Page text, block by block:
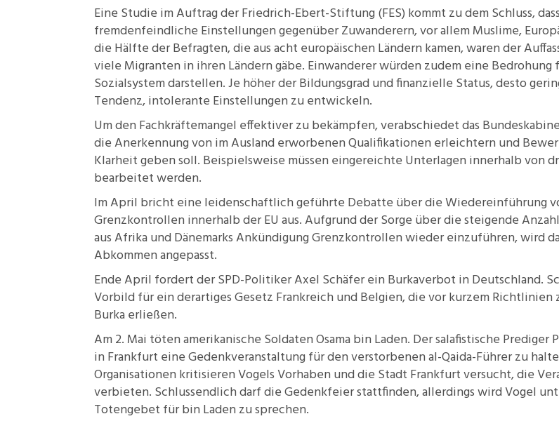
Eine Studie im Auftrag der Friedrich-Ebert-Stiftung (FES) kommt zu dem Schluss, dass
fremdenfeindliche Einstellungen gegenüber Zuwanderern, vor allem Muslime,
die Hälfte derBefragten, die aus acht europäischen Ländern kamen, waren der
viele Migranten in ihren Ländern gäbe. Einwanderer würden zudem eine Bedrohung
Sozialsystem darstellen. Je höher der Bildungsgrad und finanzielle Status, desto
Tendenz, intolerante Einstellungen zu entwickeln.
Um den Fachkräftemangel effektiver zu bekämpfen, verabschiedet das
die Anerkennung von im Ausland erworbenen Qualifikationen erleichtern und
Klarheit geben soll. Beispielsweise müssen eingereichte Unterlagen innerhalb von
bearbeitet werden.
Im April bricht eine leidenschaftlich geführte Debatte über die Wiedereinführung
Grenzkontrollen innerhalb der EU aus. Aufgrund der Sorge über die steigende
aus Afrika undDänemarks AnkündigungGrenzkontrollen wieder einzuführen, wird
Abkommen angepasst.
Ende April fordert der SPD-Politiker Axel Schäfer einBurkaverbot in Deutschland.
Vorbild für ein derartiges Gesetz Frankreich und Belgien, die vor kurzem Richtlinien
Burka erließen.
Am 2. Mai töten amerikanische Soldaten Osama bin Laden. Der salafistische Prediger
in Frankfurt eineGedenkveranstaltungfür den verstorbenen al-Qaida-Führer zu
Organisationen kritisieren Vogels Vorhaben und die Stadt Frankfurt versucht, die
verbieten. Schlussendlich darf die Gedenkfeier stattfinden, allerdings wird Vogel
Totengebet für bin Laden zu sprechen.